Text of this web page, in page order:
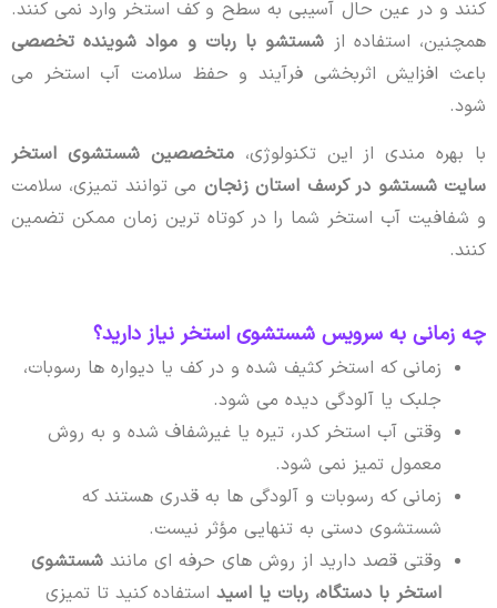
کنند و در عین حال آسیبی به سطح و کف استخر وارد نمی کنند.
همچنین، استفاده از شستشو با ربات و مواد شوینده تخصصی
باعث افزایش اثربخشی فرآیند و حفظ سلامت آب استخر می
شود.
با بهره مندی از این تکنولوژی، متخصصین شستشوی استخر
سایت شستشو در کرسف استان زنجانمی توانند تمیزی، سلامت
و شفافیت آب استخر شما را در کوتاه ترین زمان ممکن تضمین
کنند.
چه زمانی به سرویس شستشوی استخر نیاز دارید؟
زمانی که استخر کثیف شده و در کف یا دیواره ها رسوبات،
جلبک یا آلودگی دیده می شود.
وقتی آب استخر کدر، تیره یا غیرشفاف شده و به روش
معمول تمیز نمی شود.
زمانی که رسوبات و آلودگی ها به قدری هستند که
شستشوی دستی به تنهایی مؤثر نیست.
وقتی قصد دارید از روش های حرفه ای مانند شستشوی
استخر با دستگاه، ربات یا اسیداستفاده کنید تا تمیزی